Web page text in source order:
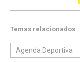
Temas relacionados
Agenda Deportiva